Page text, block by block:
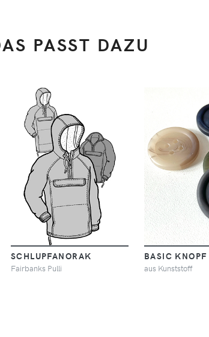
PASST DAZU
SCHLUPFANORAK
Fairbanks Pulli
BASIC KNOPF
aus Kunststoff